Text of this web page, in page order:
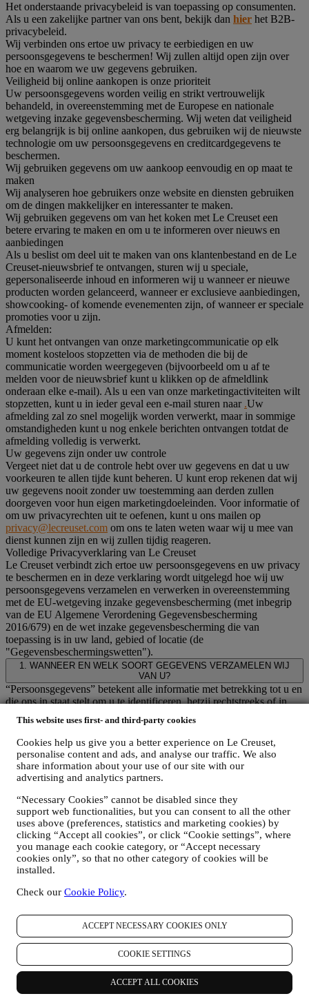
This website uses first- and third-party cookies
Cookies help us give you a better experience on Le Creuset,
personalise content and ads, and analyse our traffic. We also
share information about your use of our site with our
advertising and analytics partners.
“Necessary Cookies” cannot be disabled since they
support web functionalities, but you can consent to all the other
uses above (preferences, statistics and marketing cookies) by
clicking “Accept all cookies”, or click “Cookie settings”, where
you manage each cookie category, or “Accept necessary
cookies only”, so that no other category of cookies will be
installed.
Check our Cookie Policy.
ACCEPT NECESSARY COOKIES ONLY
COOKIE SETTINGS
ACCEPT ALL COOKIES
Het onderstaande privacybeleid is van toepassing op consumenten.
Als u een zakelijke partner van ons bent, bekijk dan hier het B2B-
privacybeleid.
Wij verbinden ons ertoe uw privacy te eerbiedigen en uw
persoonsgegevens te beschermen! Wij zullen altijd open zijn over
hoe en waarom we uw gegevens gebruiken.
Veiligheid bij online aankopen is onze prioriteit
Uw persoonsgegevens worden veilig en strikt vertrouwelijk
behandeld, in overeenstemming met de Europese en nationale
wetgeving inzake gegevensbescherming. Wij weten dat veiligheid
erg belangrijk is bij online aankopen, dus gebruiken wij de nieuwste
technologie om uw persoonsgegevens en creditcardgegevens te
beschermen.
Wij gebruiken gegevens om uw aankoop eenvoudig en op maat te
maken
Wij analyseren hoe gebruikers onze website en diensten gebruiken
om de dingen makkelijker en interessanter te maken.
Wij gebruiken gegevens om van het koken met Le Creuset een
betere ervaring te maken en om u te informeren over nieuws en
aanbiedingen
Als u beslist om deel uit te maken van ons klantenbestand en de Le
Creuset-nieuwsbrief te ontvangen, sturen wij u speciale,
gepersonaliseerde inhoud en informeren wij u wanneer er nieuwe
producten worden gelanceerd, wanneer er exclusieve aanbiedingen,
showcooking- of komende evenementen zijn, of wanneer er speciale
promoties voor u zijn.
Afmelden:
U kunt het ontvangen van onze marketingcommunicatie op elk
moment kosteloos stopzetten via de methoden die bij de
communicatie worden weergegeven (bijvoorbeeld om u af te
melden voor de nieuwsbrief kunt u klikken op de afmeldlink
onderaan elke e-mail). Als u een van onze marketingactiviteiten wilt
stopzetten, kunt u in ieder geval een e-mail sturen naar .Uw
afmelding zal zo snel mogelijk worden verwerkt, maar in sommige
omstandigheden kunt u nog enkele berichten ontvangen totdat de
afmelding volledig is verwerkt.
Uw gegevens zijn onder uw controle
Vergeet niet dat u de controle hebt over uw gegevens en dat u uw
voorkeuren te allen tijde kunt beheren. U kunt erop rekenen dat wij
uw gegevens nooit zonder uw toestemming aan derden zullen
doorgeven voor hun eigen marketingdoeleinden. Voor informatie of
om uw privacyrechten uit te oefenen, kunt u ons mailen op
privacy@lecreuset.com om ons te laten weten waar wij u mee van
dienst kunnen zijn en wij zullen tijdig reageren.
Volledige Privacyverklaring van Le Creuset
Le Creuset verbindt zich ertoe uw persoonsgegevens en uw privacy
te beschermen en in deze verklaring wordt uitgelegd hoe wij uw
persoonsgegevens verzamelen en verwerken in overeenstemming
met de EU-wetgeving inzake gegevensbescherming (met inbegrip
van de EU Algemene Verordening Gegevensbescherming
2016/679) en de wet inzake gegevensbescherming die van
toepassing is in uw land, gebied of locatie (de
"Gegevensbeschermingswetten").
1. WANNEER EN WELK SOORT GEGEVENS VERZAMELEN WIJ
VAN U?
“Persoonsgegevens” betekent alle informatie met betrekking tot u en
die ons in staat stelt om u te identificeren, hetzij rechtstreeks of in
Kinderen: Deze website is niet bedoeld voor kinderen en we
verzamelen niet bewust gegevens met betrekking tot kinderen.
Wij kunnen persoonsgegevens van u verzamelen wanneer u onze
website gebruikt (de "Website"), een Le Creuset-account aanmaakt,
een Le Creuset-product koopt op de Website of in onze Le Creuset
aanmeldt voor onze marketingcommunicatie. De persoonsgegevens
kunnen betrekking hebben op:
Naam, voornaam, e-mailadres, geboortedatum en andere
contactgegevens (adres, telefoonnummer), om een Le
Creuset-account aan te maken of als gastgebruiker te kopen,
of om u aan te melden voor onze marketingcommunicatie
online of in onze winkels;
uw aankoopgegevens, bijvoorbeeld datum en tijdstip van
voor het beheer van uw bestellingen;
gegevens over uw online browsegeschiedenis (bv. online-
identificatienummers - zoals uw IP-adres, browserversie,
besturingssysteem, duur van het bezoek, terugkerende
gebruiker, geografische oorsprong), verzameld tijdens uw
bezoeken aan de Website (ongeacht of u een geregistreerde
gebruiker bent of niet), door gebruik te maken van logs en/of